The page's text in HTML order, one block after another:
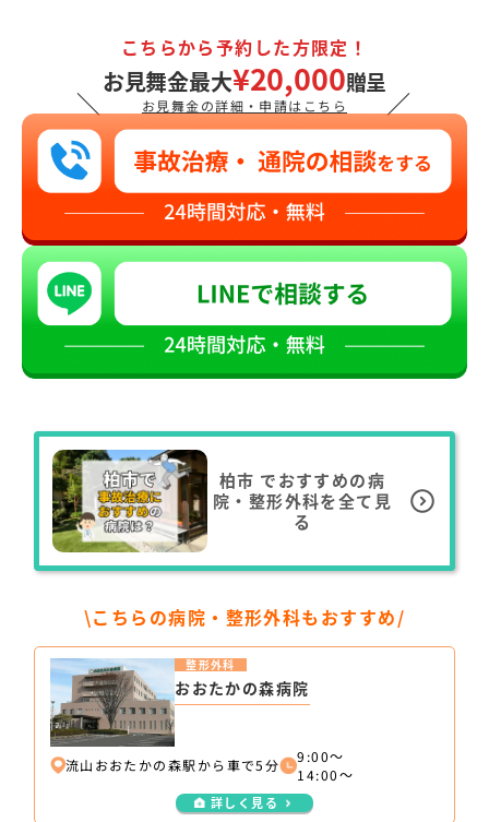
＼
こちらから予約した方限定！
お見舞金最大¥20,000贈呈
お見舞金の詳細・申請はこちら ／
柏市 でおすすめの病
院・整形外科を全て見
る
\こちらの病院・整形外科もおすすめ/
おおたかの森病院
整形外科
流山おおたかの森駅から車で5分
9:00～
14:00～
詳しく見る